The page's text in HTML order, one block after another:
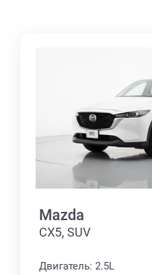
Mazda
CX5, SUV
Двигатель: 2.5L